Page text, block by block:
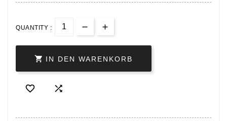
QUANTITY :
 IN DEN WARENKORB
 